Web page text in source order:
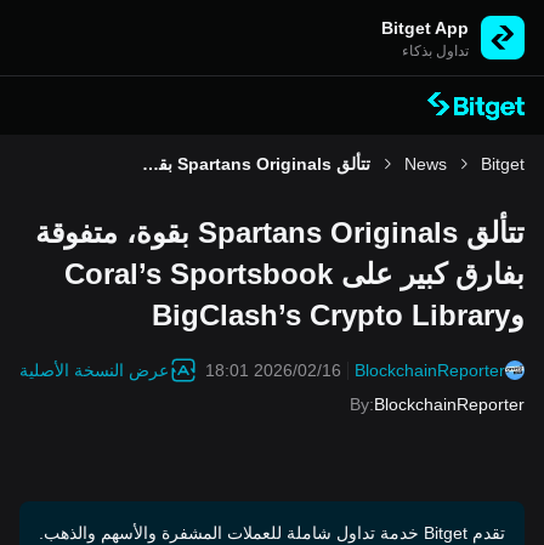
Bitget App
تداول بذكاء
Bitget
News تتألق Spartans Originals بقوة، متفوقة بفارق كبير على Coral’s Sportsbook وBigClash’s Crypto Library
تتألق Spartans Originals بقوة، متفوقة
بفارق كبير على Coral’s Sportsbook
وBigClash’s Crypto Library
BlockchainReporter
2026/02/16 18:01
عرض النسخة الأصلية
By:BlockchainReporter
تقدم Bitget خدمة تداول شاملة للعملات المشفرة والأسهم والذهب.